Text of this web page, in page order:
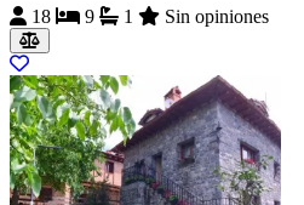
18
9 1 Sin opiniones